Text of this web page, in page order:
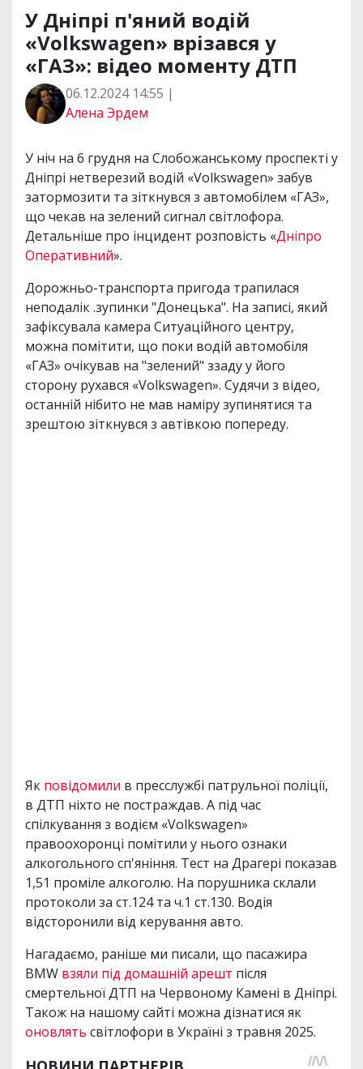
У Дніпрі п'яний водій
«Volkswagen» врізався у
«ГАЗ»: відео моменту ДТП
06.12.2024 14:55 |
Алена Эрдем
У ніч на 6 грудня на Слобожанському проспекті у
Дніпрі нетверезий водій «Volkswagen» забув
затормозити та зіткнувся з автомобілем «ГАЗ»,
що чекав на зелений сигнал світлофора.
Детальніше про інцидент розповість «Дніпро
Оперативний».
Дорожньо-транспорта пригода трапилася
неподалік .зупинки "Донецька". На записі, який
зафіксувала камера Ситуаційного центру,
можна помітити, що поки водій автомобіля
«ГАЗ» очікував на "зелений" ззаду у його
сторону рухався «Volkswagen». Судячи з відео,
останній нібито не мав наміру зупинятися та
зрештою зіткнувся з автівкою попереду.
Як повідомили в пресслужбі патрульної поліції,
в ДТП ніхто не постраждав. А під час
спілкування з водієм «Volkswagen»
правоохоронці помітили у нього ознаки
алкогольного сп'яніння. Тест на Драгері показав
1,51 проміле алкоголю. На порушника склали
протоколи за ст.124 та ч.1 ст.130. Водія
відсторонили від керування авто.
Нагадаємо, раніше ми писали, що пасажира
BMW взяли під домашній арешт після
смертельної ДТП на Червоному Камені в Дніпрі.
Також на нашому сайті можна дізнатися як
оновлять світлофори в Україні з травня 2025.